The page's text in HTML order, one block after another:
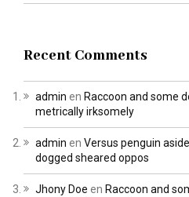
Recent Comments
admin en Raccoon and some
metrically irksomely
admin en Versus penguin
dogged sheared oppos
Jhony Doe en Raccoon and